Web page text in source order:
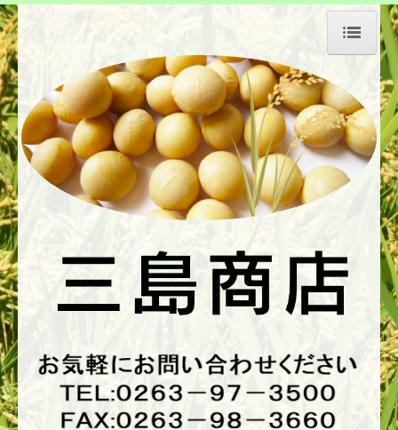
ホーム
会社の特長
会社情報
色彩選別機
昇降機
各種選別機
その他の穀物加工機械